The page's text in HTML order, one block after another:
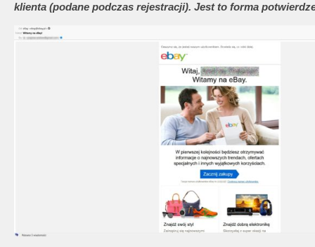
klienta (podane podczas rejestracji). Jest to forma